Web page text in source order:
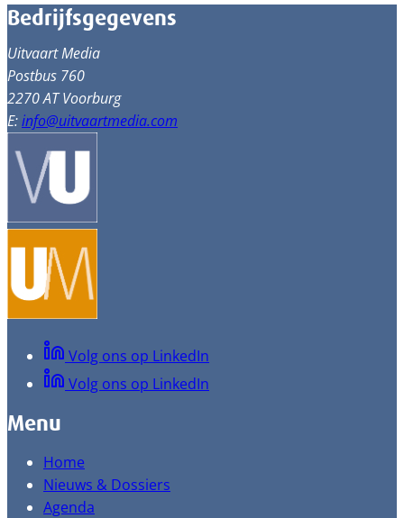
Bedrijfsgegevens
Uitvaart Media
Postbus 760
2270 AT Voorburg
E:info@uitvaartmedia.com
Volg ons op LinkedIn
Volg ons op LinkedIn
Menu
Home
Nieuws & Dossiers
Agenda